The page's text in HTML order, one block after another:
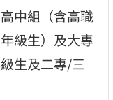
中組（含高職
級生）及大專
生及二專/三